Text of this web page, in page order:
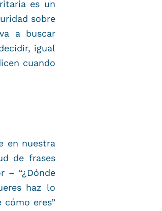
es un
sobre
a buscar
igual
cuando
en nuestra
de frases
– “¿Dónde
haz lo
cómo eres”